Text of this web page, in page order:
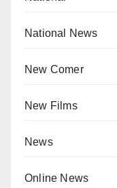
National News
New Comer
New Films
News
Online News